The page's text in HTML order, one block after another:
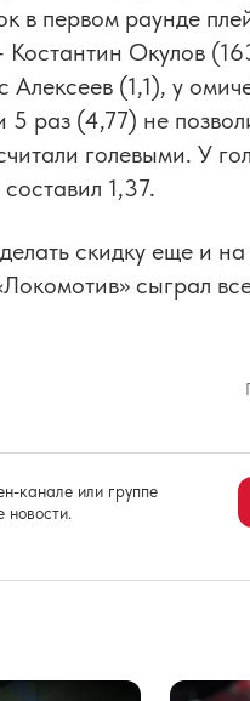
в первом раунде
Костантин Окулов
Алексеев (1,1), у
раз (4,77) не
голевыми. У
1,37.
скидку еще и
сыграл
канале или группе
новости.